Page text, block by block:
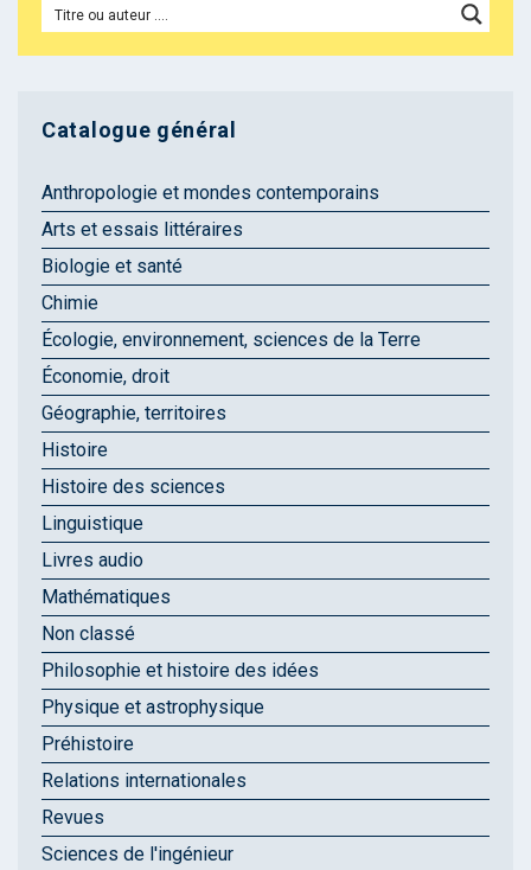
Catalogue général
Anthropologie et mondes contemporains
Arts et essais littéraires
Biologie et santé
Chimie
Écologie, environnement, sciences de la Terre
Économie, droit
Géographie, territoires
Histoire
Histoire des sciences
Linguistique
Livres audio
Mathématiques
Non classé
Philosophie et histoire des idées
Physique et astrophysique
Préhistoire
Relations internationales
Revues
Sciences de l'ingénieur